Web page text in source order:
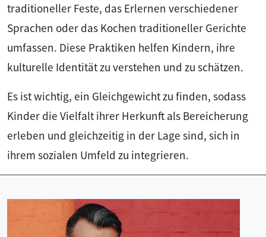
traditioneller Feste, das Erlernen verschiedener
Sprachen oder das Kochen traditioneller Gerichte
umfassen. Diese Praktiken helfen Kindern, ihre
kulturelle Identität zu verstehen und zu schätzen.
Es ist wichtig, ein Gleichgewicht zu finden, sodass
Kinder die Vielfalt ihrer Herkunft als Bereicherung
erleben und gleichzeitig in der Lage sind, sich in
ihrem sozialen Umfeld zu integrieren.